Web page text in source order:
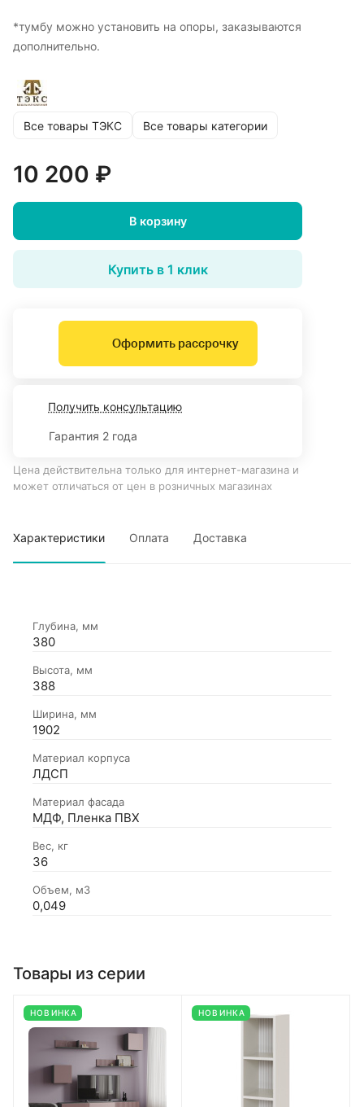
*тумбу можно установить на опоры, заказываются
дополнительно.
Все товары ТЭКС Все товары категории
10 200 ₽
В корзину
Купить в 1 клик
Оформить рассрочку
Получить консультацию
Гарантия 2 года
Цена действительна только для интернет-магазина и
может отличаться от цен в розничных магазинах
Характеристики Оплата Доставка
Глубина, мм
380
Высота, мм
388
Ширина, мм
1902
Материал корпуса
ЛДСП
Материал фасада
МДФ, Пленка ПВХ
Вес, кг
36
Объем, м3
0,049
Товары из серии
НОВИНКА НОВИНКА